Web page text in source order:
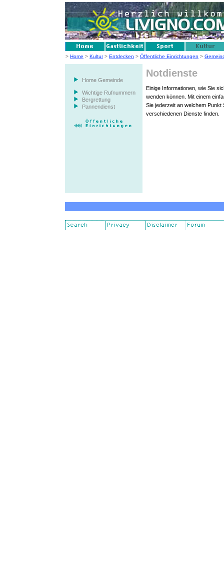
> Home > Kultur> Entdecken > Öffentliche Einrichtungen >
Home Gemeinde
Wichtige Rufnummern
Bergrettung
Pannendienst
Notdienste
Einige Informationen, wie Sie
wenden können. Mit einem
Sie jederzeit an welchem Punkt
verschiedenen Dienste finden.